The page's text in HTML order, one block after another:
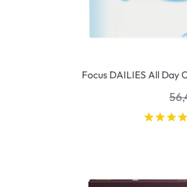
Focus DAILIES All Day